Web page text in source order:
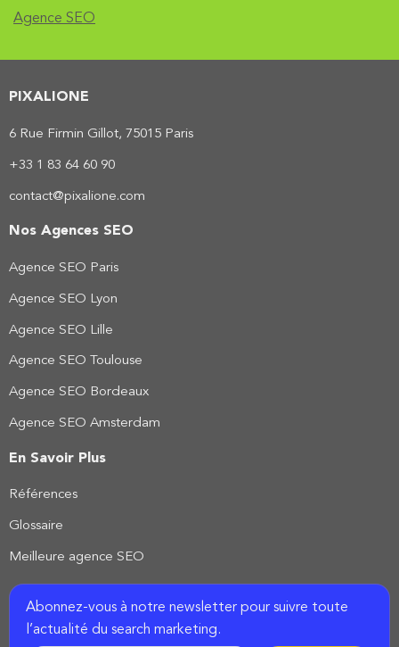
Agence SEO
PIXALIONE
6 Rue Firmin Gillot, 75015 Paris
+33 1 83 64 60 90
contact@pixalione.com
Nos Agences SEO
Agence SEO Paris
Agence SEO Lyon
Agence SEO Lille
Agence SEO Toulouse
Agence SEO Bordeaux
Agence SEO Amsterdam
En Savoir Plus
Références
Glossaire
Meilleure agence SEO
Abonnez-vous à notre newsletter pour suivre toute
l’actualité du search marketing.